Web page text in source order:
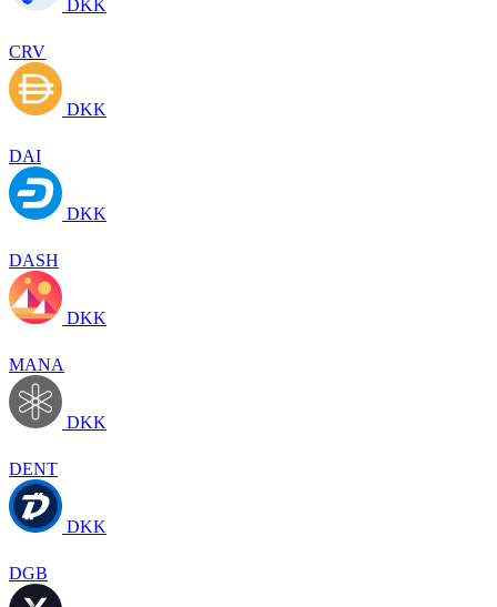
DKK
CRV
DKK
DAI
DKK
DASH
DKK
MANA
DKK
DENT
DKK
DGB